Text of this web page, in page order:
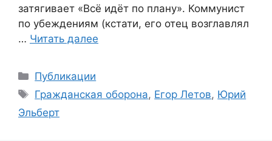
затягивает «Всё идёт по плану». Коммунист
по убеждениям (кстати, его отец возглавлял
… Читать далее
Рубрики
Публикации
Метки
Гражданская оборона, Егор Летов, Юрий
Эльберт